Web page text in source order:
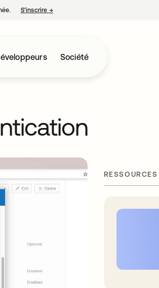
S’inscrire →s’ouvre dans un nouvel onglet
Société